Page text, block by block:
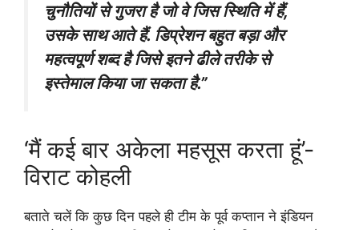
चुनौतियों से गुजरा है जो वे जिस स्थिति में हैं,
उसके साथ आते हैं. डिप्रेशन बहुत बड़ा और
महत्वपूर्ण शब्द है जिसे इतने ढीले तरीके से
इस्तेमाल किया जा सकता है.”
‘मैं कई बार अकेला महसूस करता हूं’-
विराट कोहली
बताते चलें कि कुछ दिन पहले ही टीम के पूर्व कप्तान ने इंडियन